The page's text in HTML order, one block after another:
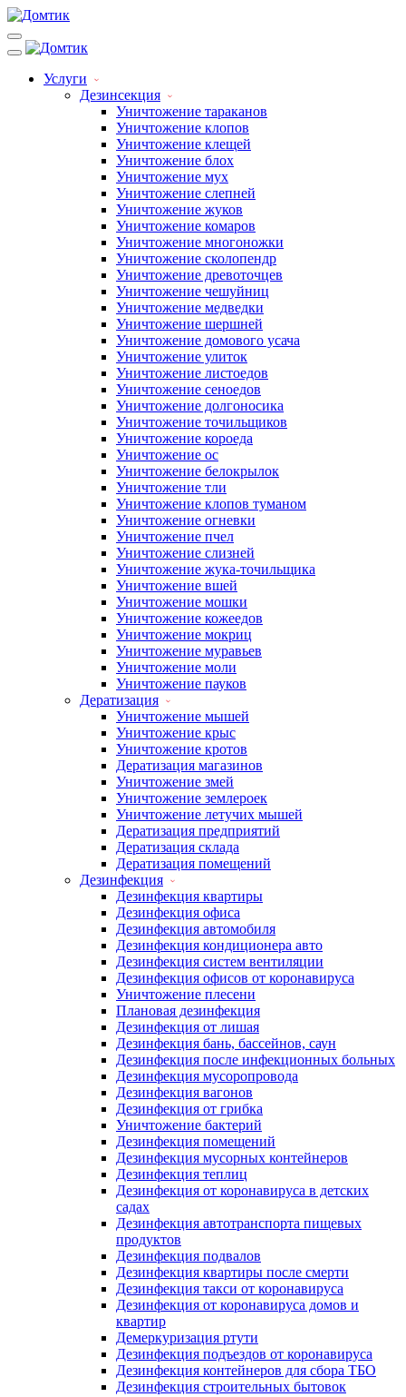
Услуги
Дезинсекция
Уничтожение тараканов
Уничтожение клопов
Уничтожение клещей
Уничтожение блох
Уничтожение мух
Уничтожение слепней
Уничтожение жуков
Уничтожение комаров
Уничтожение многоножки
Уничтожение сколопендр
Уничтожение древоточцев
Уничтожение чешуйниц
Уничтожение медведки
Уничтожение шершней
Уничтожение домового усача
Уничтожение улиток
Уничтожение листоедов
Уничтожение сеноедов
Уничтожение долгоносика
Уничтожение точильщиков
Уничтожение короеда
Уничтожение ос
Уничтожение белокрылок
Уничтожение тли
Уничтожение клопов туманом
Уничтожение огневки
Уничтожение пчел
Уничтожение слизней
Уничтожение жука-точильщика
Уничтожение вшей
Уничтожение мошки
Уничтожение кожеедов
Уничтожение мокриц
Уничтожение муравьев
Уничтожение моли
Уничтожение пауков
Дератизация
Уничтожение мышей
Уничтожение крыс
Уничтожение кротов
Дератизация магазинов
Уничтожение змей
Уничтожение землероек
Уничтожение летучих мышей
Дератизация предприятий
Дератизация склада
Дератизация помещений
Дезинфекция
Дезинфекция квартиры
Дезинфекция офиса
Дезинфекция автомобиля
Дезинфекция кондиционера авто
Дезинфекция систем вентиляции
Дезинфекция офисов от коронавируса
Уничтожение плесени
Плановая дезинфекция
Дезинфекция от лишая
Дезинфекция бань, бассейнов, саун
Дезинфекция после инфекционных больных
Дезинфекция мусоропровода
Дезинфекция вагонов
Дезинфекция от грибка
Уничтожение бактерий
Дезинфекция помещений
Дезинфекция мусорных контейнеров
Дезинфекция теплиц
Дезинфекция от коронавируса в детских
садах
Дезинфекция автотранспорта пищевых
продуктов
Дезинфекция подвалов
Дезинфекция квартиры после смерти
Дезинфекция такси от коронавируса
Дезинфекция от коронавируса домов и
квартир
Демеркуризация ртути
Дезинфекция подъездов от коронавируса
Дезинфекция контейнеров для сбора ТБО
Дезинфекция строительных бытовок